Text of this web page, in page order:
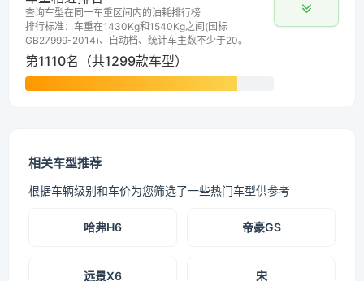
查询车型在同一车重区间内的油耗排行榜
排行标准：车重在1430Kg和1540Kg之间(国标
GB27999-2014)、自动档、统计车主数不少于20。
第1110名（共1299款车型）
相关车型推荐
根据车辆级别和车价为您筛选了一些热门车型供参考
哈弗H6 帝豪GS
远景X6 宋